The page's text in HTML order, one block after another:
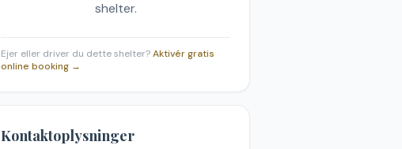
shelter.
Ejer eller driver du dette shelter?Aktivér gratis
online booking →
Kontaktoplysninger